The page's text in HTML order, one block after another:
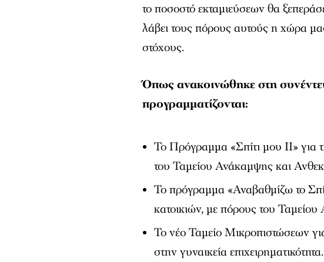
το ποσοστό εκταμιεύσεων θα
λάβει τους πόρους αυτούς η χώρα
στόχους.
Όπως ανακοινώθηκε στη
προγραμματίζονται:
Το Πρόγραμμα «Σπίτι μου ΙΙ» για
του Ταμείου Ανάκαμψης και
Το πρόγραμμα «Αναβαθμίζω το
κατοικιών, με πόρους του
Το νέο Ταμείο Μικροπιστώσεων
στην γυναικεία επιχειρηματικότητα.